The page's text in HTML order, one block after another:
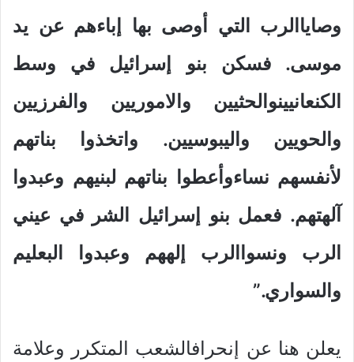
وصاياالرب التي أوصى بها إباءهم عن يد
موسى. فسكن بنو إسرائيل في وسط
الكنعانيينوالحثيين والاموريين والفرزيين
والحويين واليبوسيين. واتخذوا بناتهم
لأنفسهم نساءوأعطوا بناتهم لبنيهم وعبدوا
آلهتهم. فعمل بنو إسرائيل الشر في عيني
الرب ونسواالرب إلههم وعبدوا البعليم
والسواري.”
يعلن هنا عن إنحرافالشعب المتكرر وعلامة